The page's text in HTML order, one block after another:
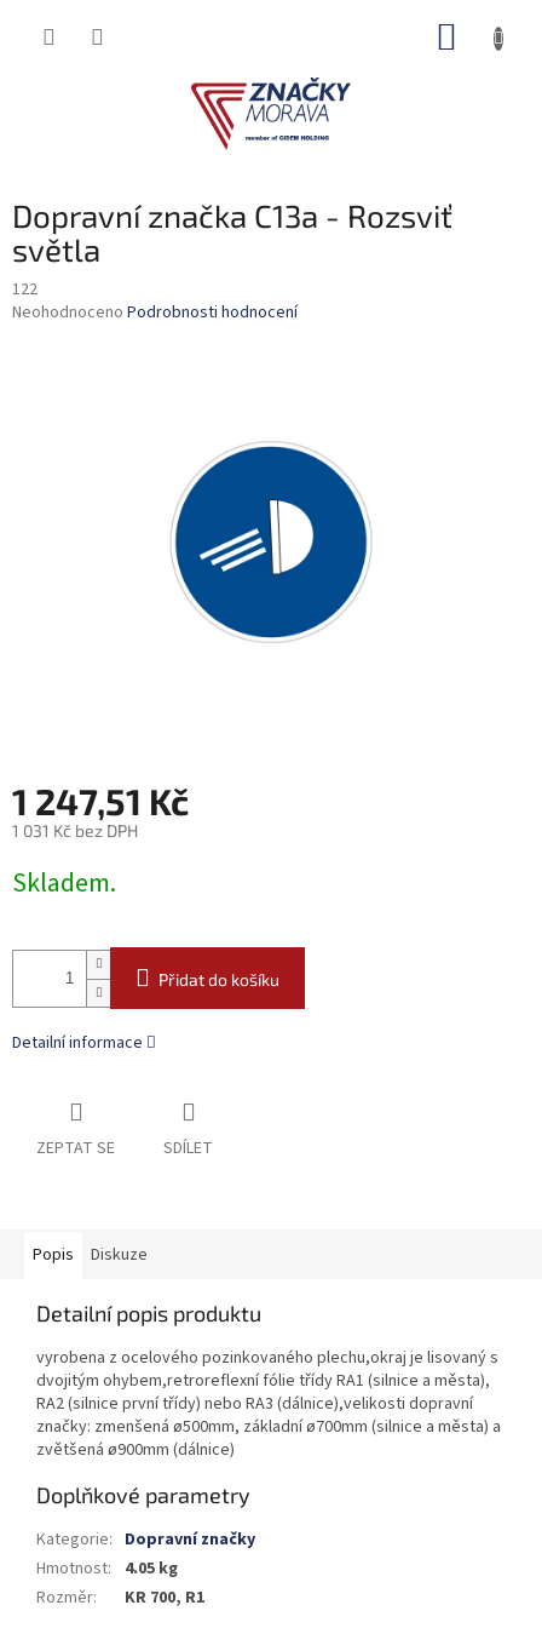
Dopravní značka C13a - Rozsviť
světla
122
Průměrné
Neohodnoceno Podrobnosti hodnocení
1 247,51 Kč
1 031 Kč bez DPH
cena:
Skladem.
Přidat do košíku
Detailní informace
ZEPTAT SE SDÍLET
Popis Diskuze
Detailní popis produktu
vyrobena z ocelového pozinkovaného plechu,okraj je lisovaný s
dvojitým ohybem,retroreflexní fólie třídy RA1 (silnice a města),
RA2 (silnice první třídy) nebo RA3 (dálnice),velikosti dopravní
značky: zmenšená ø500mm, základní ø700mm (silnice a města) a
zvětšená ø900mm (dálnice)
Doplňkové parametry
Kategorie: Dopravní značky
Hmotnost:
4.05 kg
Rozměr: KR 700, R1